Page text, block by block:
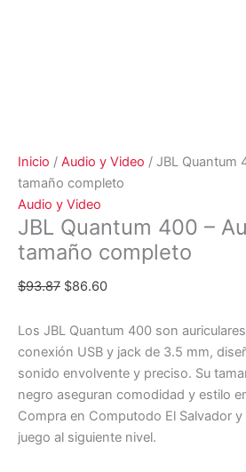
Inicio / Audio y Video / JBL Quantum
tamaño completo
Audio y Video
JBL Quantum 400 –
tamaño completo
$93.87 $86.60
Los JBL Quantum 400 son
conexión USB y jack de 3.5 mm,
sonido envolvente y preciso. Su
negro aseguran comodidad y estilo
Compra en Computodo El Salvador
juego al siguiente nivel.